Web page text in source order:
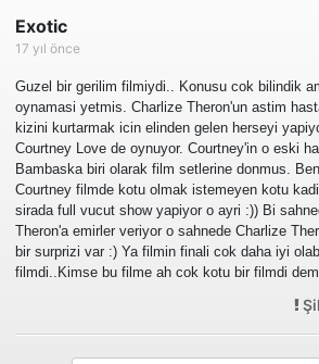
Exotic
17 yıl önce
Guzel bir gerilim filmiydi.. Konusu cok bilindik
oynamasi yetmis. Charlize Theron'un astim
kizini kurtarmak icin elinden gelen herseyi
Courtney Love de oynuyor. Courtney'in o eski
Bambaska biri olarak film setlerine donmus.
Courtney filmde kotu olmak istemeyen kotu
sirada full vucut show yapiyor o ayri :)) Bi
Theron'a emirler veriyor o sahnede Charlize
bir surprizi var :) Ya filmin finali cok daha iyi
filmdi..Kimse bu filme ah cok kotu bir filmdi